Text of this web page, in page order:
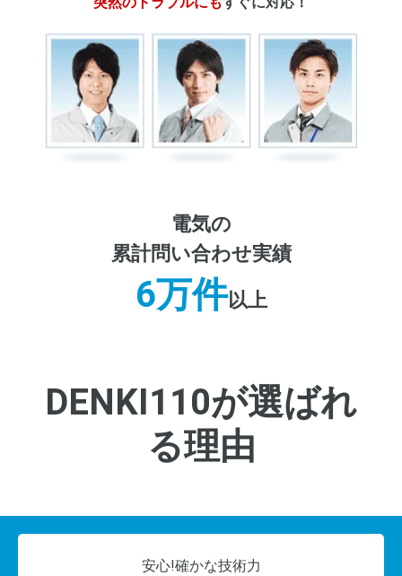
電気の
累計問い合わせ実績
6万件以上
DENKI110が選ばれ
る理由
安心!確かな技術力